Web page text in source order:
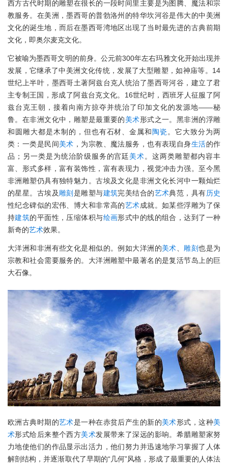
西方古代时期的雕塑在很长的一段时间里主要是为图腾、魔法和宗
教服务。在美洲，墨西哥的普勃洛州的特华坎河谷是伟大的中美洲
文化的诞生地，而后在墨西哥湾地区出现了当时最先进的古典前期
文化，即奥尔麦克文化。
它被喻为墨西哥文明的前身。公元前300年左右玛雅文化开始出现并
发展，它继承了中美洲文化传统，发展了大型雕塑，如神庙等。14
世纪上半叶，墨西哥土著阿兹台克人统治了墨西哥河谷，建立了君
主专制王国，形成了阿兹台克文化。16世纪时，西班牙人征服了阿
兹台克王朝，接着向南方掠夺并统治了印加文化的发源地——秘
鲁。在非洲文化中，雕塑是最重要的美术形式之一。黑非洲的浮雕
和圆雕大都是木制的，但也有石材、金属和 陶瓷 。它大致分为两
类：一类是民间美术 ，为宗教、魔法服务，也有表现自身生活的作
品；另一类是为统治阶级服务的宫廷美术。这两类雕塑都内容丰
富、形式多样，富有装饰性，富有表现力，视觉冲击力强。至今黑
非洲雕塑仍具有独特魅力。古埃及文化是非洲文化长河中一颗灿烂
的星星。古埃及雕刻 是雕塑与建筑完美结合的艺术典范，具有历史
性纪念碑似的宏伟、博大和非常高的艺术成就。如某些浮雕为了保
持建筑的平面性，压缩体积与绘画形式中的线的组合，达到了一种
新奇的艺术效果。
大洋洲和非洲有些文化是相似的。例如大洋洲的美术 雕刻也是为
宗教和社会需要服务的。大洋洲雕塑中最著名的是复活节岛上的巨
大石像。
欧洲古典时期的艺术是一种在赤贫后产生的新的美术形式，这种美
术形式给后来整个西方美术发展带来了深远的影响。希腊雕塑家努
力地使他们的作品显示出活力，他们努力并迅速地学习掌握了人体
解剖结构，并逐渐取代了早期的“几何”风格，形成了最重要的人体法